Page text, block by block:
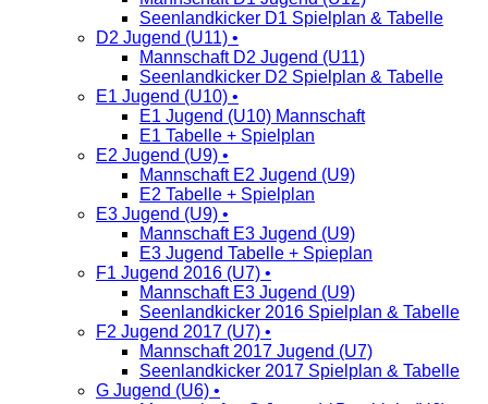
Seenlandkicker D1 Spielplan & Tabelle
D2 Jugend (U11) •
Mannschaft D2 Jugend (U11)
Seenlandkicker D2 Spielplan & Tabelle
E1 Jugend (U10) •
E1 Jugend (U10) Mannschaft
E1 Tabelle + Spielplan
E2 Jugend (U9) •
Mannschaft E2 Jugend (U9)
E2 Tabelle + Spielplan
E3 Jugend (U9) •
Mannschaft E3 Jugend (U9)
E3 Jugend Tabelle + Spieplan
F1 Jugend 2016 (U7) •
Mannschaft E3 Jugend (U9)
Seenlandkicker 2016 Spielplan & Tabelle
F2 Jugend 2017 (U7) •
Mannschaft 2017 Jugend (U7)
Seenlandkicker 2017 Spielplan & Tabelle
G Jugend (U6) •